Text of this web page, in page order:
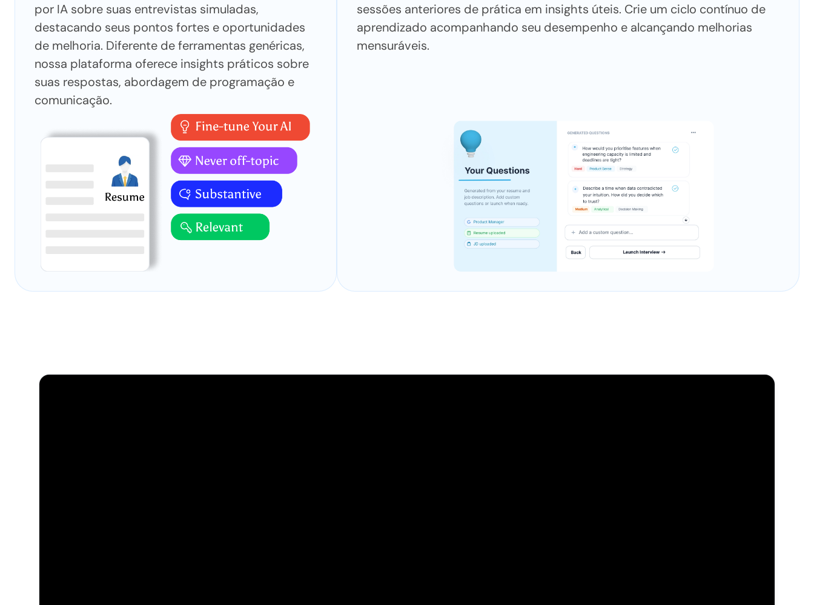
por IA sobre suas entrevistas simuladas,
destacando seus pontos fortes e oportunidades
de melhoria. Diferente de ferramentas genéricas,
nossa plataforma oferece insights práticos sobre
suas respostas, abordagem de programação e
comunicação.
sessões anteriores de prática em insights úteis. Crie um ciclo contínuo de
aprendizado acompanhando seu desempenho e alcançando melhorias
mensuráveis.